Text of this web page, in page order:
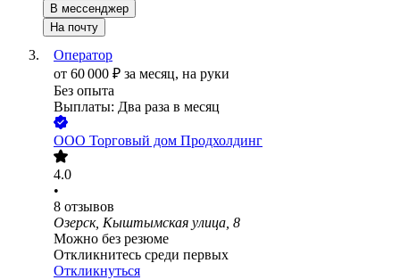
В мессенджер
На почту
Оператор
от 60 000 ₽ за месяц, на руки
Без опыта
Выплаты: Два раза в месяц
ООО Торговый дом Продхолдинг
4.0
•
8 отзывов
Озерск, Кыштымская улица, 8
Можно без резюме
Откликнитесь среди первых
Откликнуться